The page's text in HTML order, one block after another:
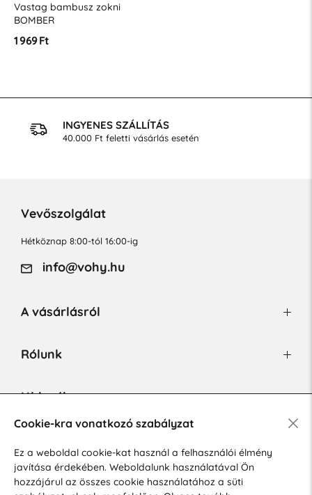
Vastag bambusz zokni
BOMBER
1 969 Ft
INGYENES SZÁLLÍTÁS
40.000 Ft feletti vásárlás esetén
Vevőszolgálat
Hétköznap 8:00-tól 16:00-ig
info@vohy.hu
A vásárlásról
Rólunk
Hírlevél
Hozzájárulok a személyes adatok marketing célú kezeléséhez.
Személyes adatok védelmére vonatkozó szabályzat.
Cookie-kra vonatkozó szabályzat
Ez a weboldal cookie-kat használ a felhasználói élmény
javítása érdekében. Weboldalunk használatával Ön
hozzájárul az összes cookie használatához a süti